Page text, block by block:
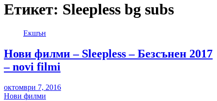
Етикет: Sleepless bg subs
Екшън
Нови филми – Sleepless – Безсънен 2017
– novi filmi
октомври 7, 2016
Нови филми